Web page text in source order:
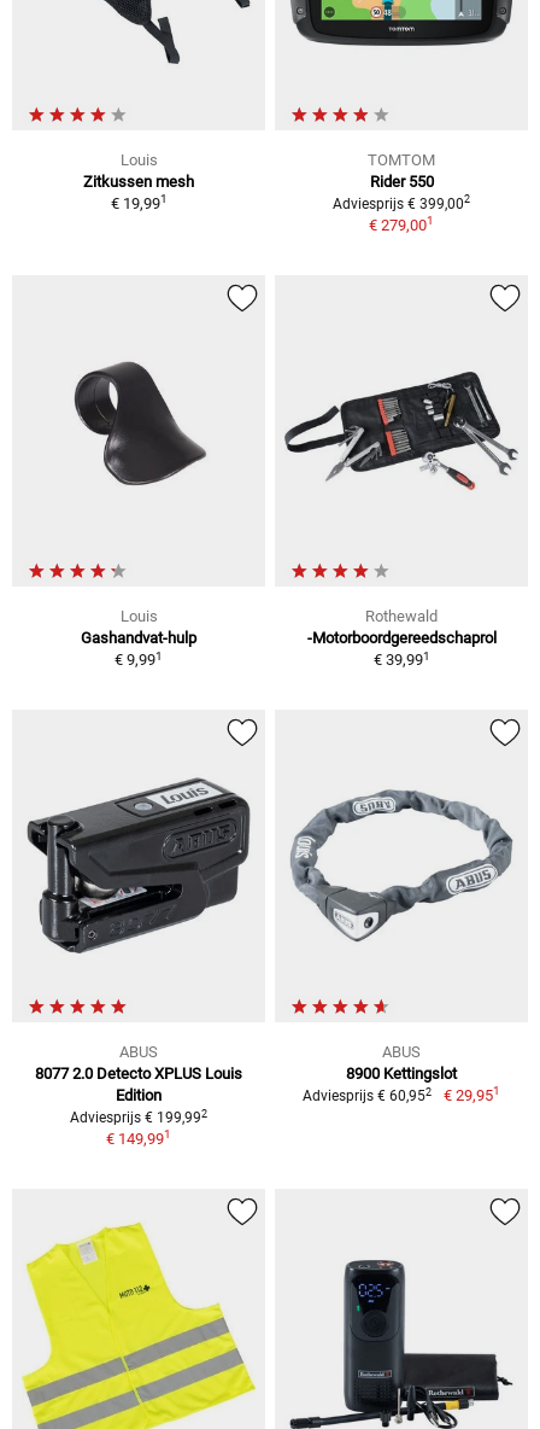
Louis
Zitkussen mesh
€ 19,991
TOMTOM
Rider 550
Adviesprijs € 399,002
€ 279,001
Louis
Gashandvat-hulp
€ 9,991
Rothewald
-Motorboordgereedschaprol
€ 39,991
ABUS
8077 2.0 Detecto XPLUS Louis
Edition
Adviesprijs € 199,992
€ 149,991
ABUS
8900 Kettingslot
Adviesprijs € 60,952 € 29,951